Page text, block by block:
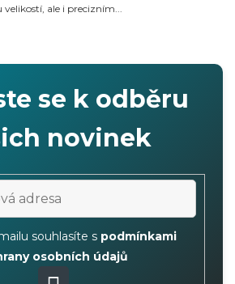
velikostí, ale i precizním...
se k odběru
novinek
souhlasíte s podmínkami
osobních údajů